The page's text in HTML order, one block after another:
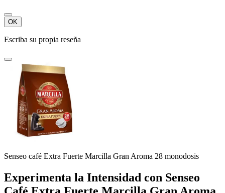
OK
Escriba su propia reseña
Senseo café Extra Fuerte Marcilla Gran Aroma 28 monodosis
Experimenta la Intensidad con Senseo